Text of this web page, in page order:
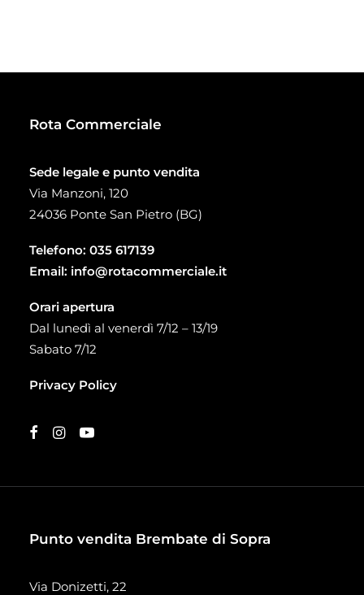
Rota Commerciale
Sede legale e punto vendita
Via Manzoni, 120
24036 Ponte San Pietro (BG)
Telefono: 035 617139
Email: info@rotacommerciale.it
Orari apertura
Dal lunedì al venerdì 7/12 – 13/19
Sabato 7/12
Privacy Policy
Punto vendita Brembate di Sopra
Via Donizetti, 22